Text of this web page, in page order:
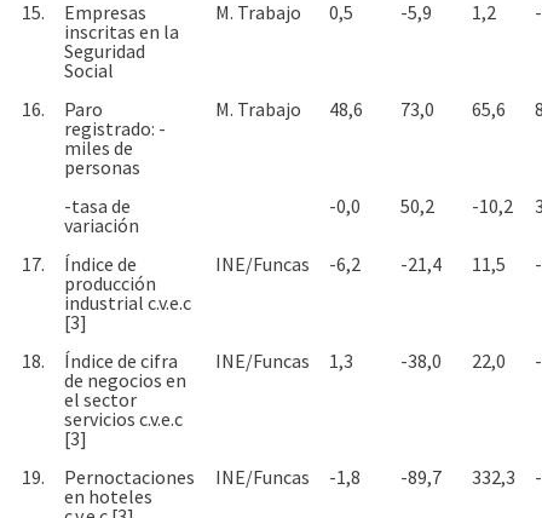
15.
Empresas
inscritas en la
Seguridad
Social
M. Trabajo 0,5 -5,9 1,2
16.
Paro
registrado: -
miles de
personas
M. Trabajo 48,6 73,0 65,6
-tasa de
variación
-0,0 50,2 -10,2
17.
Índice de
producción
industrial c.v.e.c
[3]
INE/Funcas -6,2 -21,4 11,5
18.
Índice de cifra
de negocios en
el sector
servicios c.v.e.c
[3]
INE/Funcas 1,3 -38,0 22,0
19.
Pernoctaciones
en hoteles
INE/Funcas -1,8 -89,7 332,3